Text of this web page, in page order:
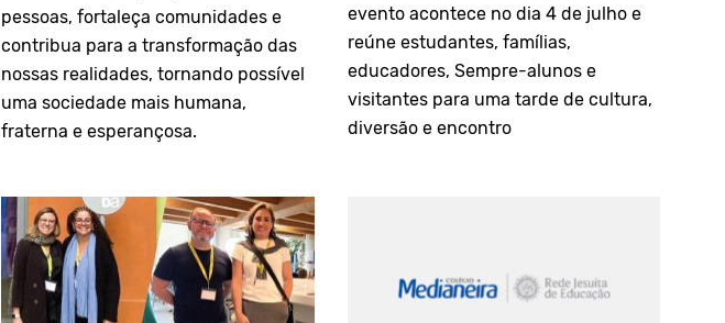
pessoas, fortaleça comunidades e
contribua para a transformação das
nossas realidades, tornando possível
uma sociedade mais humana,
fraterna e esperançosa.
evento acontece no dia 4 de julho e
reúne estudantes, famílias,
educadores, Sempre-alunos e
visitantes para uma tarde de cultura,
diversão e encontro